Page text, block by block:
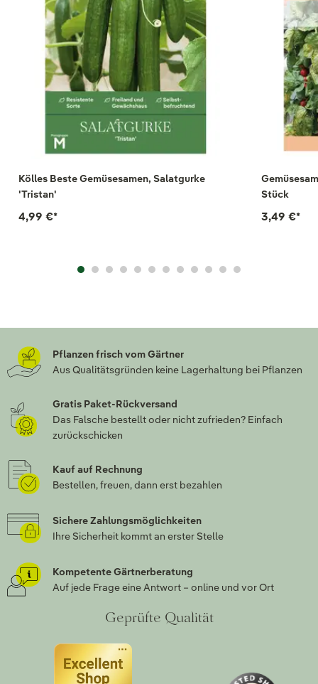
Kölles Beste Gemüsesamen, Salatgurke
'Tristan'
4,99 €*
Stück
3,49 €*
Pflanzen frisch vom Gärtner
Aus Qualitätsgründen keine Lagerhaltung bei Pflanzen
Gratis Paket-Rückversand
Das Falsche bestellt oder nicht zufrieden? Einfach
zurückschicken
Kauf auf Rechnung
Bestellen, freuen, dann erst bezahlen
Sichere Zahlungsmöglichkeiten
Ihre Sicherheit kommt an erster Stelle
Kompetente Gärtnerberatung
Auf jede Frage eine Antwort – online und vor Ort
Geprüfte Qualität